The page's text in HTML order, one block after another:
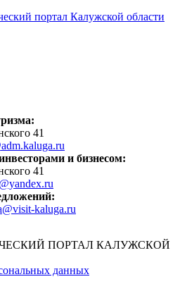
41
и бизнесом:
41
kaluga.ru
ПОРТАЛ КАЛУЖСКОЙ
данных